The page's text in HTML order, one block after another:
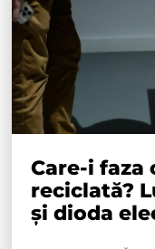
Care-i faza
reciclată?
și dioda